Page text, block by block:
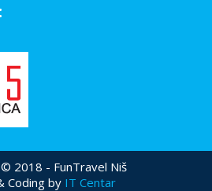
2018 - FunTravel Niš
Coding by IT Centar